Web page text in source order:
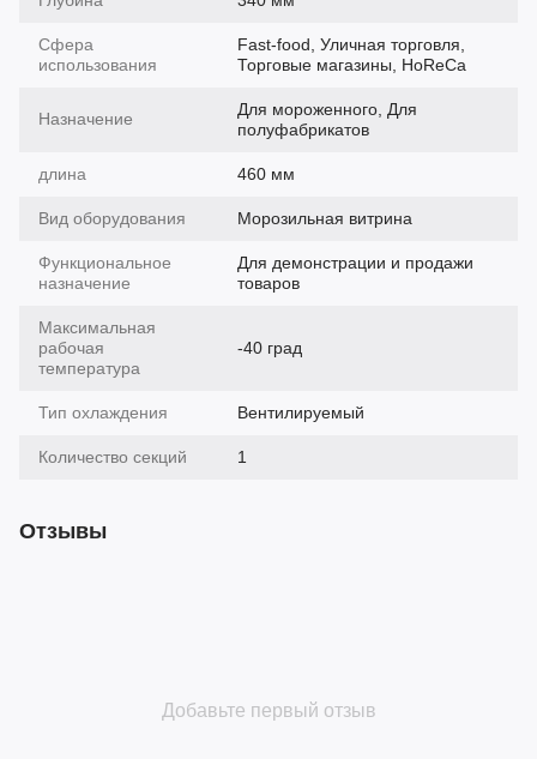
Сфера
использования
Fast-food, Уличная торговля,
Торговые магазины, HoReCa
Назначение
Для мороженного, Для
полуфабрикатов
длина 460 мм
Вид оборудования Морозильная витрина
Функциональное
назначение
Для демонстрации и продажи
товаров
Максимальная
рабочая
температура
-40 град
Тип охлаждения Вентилируемый
Количество секций 1
Отзывы
Добавьте первый отзыв